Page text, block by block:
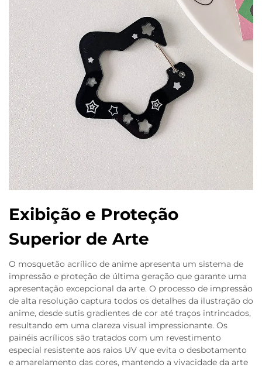
Exibição e Proteção
Superior de Arte
O mosquetão acrílico de anime apresenta um sistema de
impressão e proteção de última geração que garante uma
apresentação excepcional da arte. O processo de impressão
de alta resolução captura todos os detalhes da ilustração do
anime, desde sutis gradientes de cor até traços intrincados,
resultando em uma clareza visual impressionante. Os
painéis acrílicos são tratados com um revestimento
especial resistente aos raios UV que evita o desbotamento
e amarelamento das cores, mantendo a vivacidade da arte